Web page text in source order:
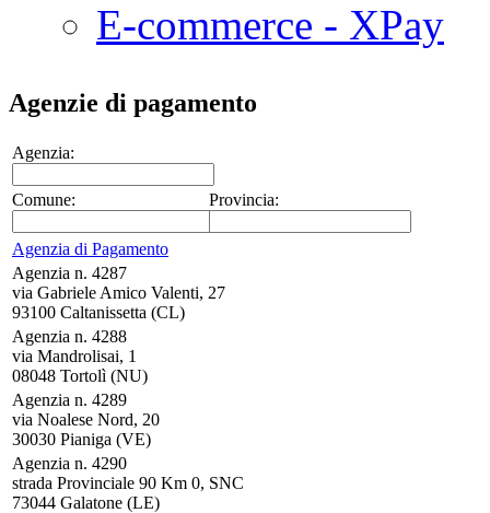
E-commerce - XPay
Agenzie di pagamento
Agenzia:
Comune: Provincia:
Agenzia di Pagamento
Agenzia n. 4287
via Gabriele Amico Valenti, 27
93100 Caltanissetta (CL)
Agenzia n. 4288
via Mandrolisai, 1
08048 Tortolì (NU)
Agenzia n. 4289
via Noalese Nord, 20
30030 Pianiga (VE)
Agenzia n. 4290
strada Provinciale 90 Km 0, SNC
73044 Galatone (LE)